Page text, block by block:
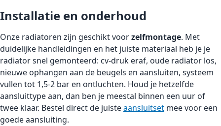
Installatie en onderhoud
Onze radiatoren zijn geschikt voorzelfmontage. Met
duidelijke handleidingen en het juiste materiaal heb je je
radiator snel gemonteerd: cv-druk eraf, oude radiator los,
nieuwe ophangen aan de beugels en aansluiten, systeem
vullen tot 1,5-2 bar en ontluchten. Houd je hetzelfde
aansluittype aan, dan ben je meestal binnen een uur of
twee klaar. Bestel direct de juisteaansluitset mee voor een
goede aansluiting.